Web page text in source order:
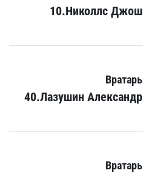
10.Николлс Джош
Вратарь
40.Лазушин Александр
Вратарь